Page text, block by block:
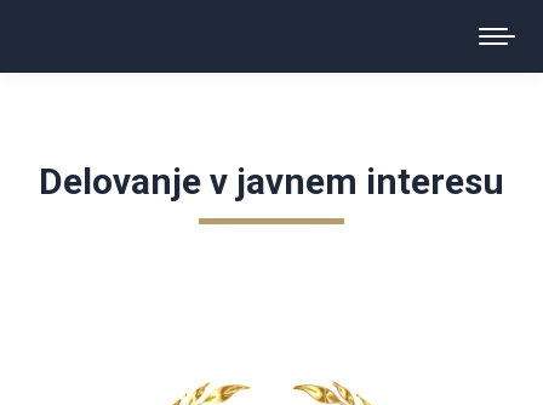
Delovanje v javnem interesu